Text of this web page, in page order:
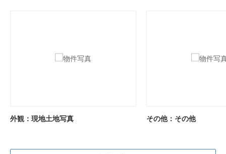
外観：現地土地写真 その他：その他